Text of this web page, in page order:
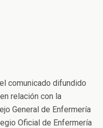
comunicado difundido
relación con la
General de Enfermería
Oficial de Enfermería